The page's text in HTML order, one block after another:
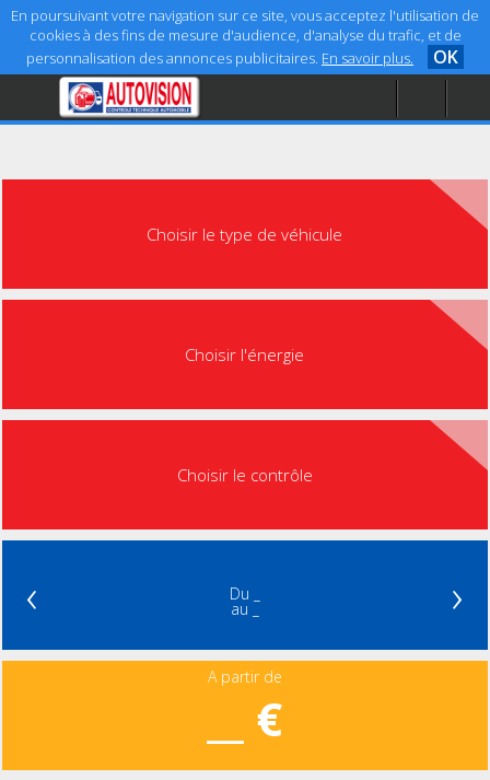
En poursuivant votre navigation sur ce site, vous acceptez l'utilisation de
cookies à des fins de mesure d'audience, d'analyse du trafic, et de
personnalisation des annonces publicitaires. En savoir plus. OK
Accueil
Aide
Choisir le type de véhicule
Choisir l'énergie
Choisir le contrôle
‹ Du _
au _ ›
A partir de
__ €